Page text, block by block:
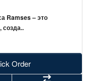
Ramses – это
Order